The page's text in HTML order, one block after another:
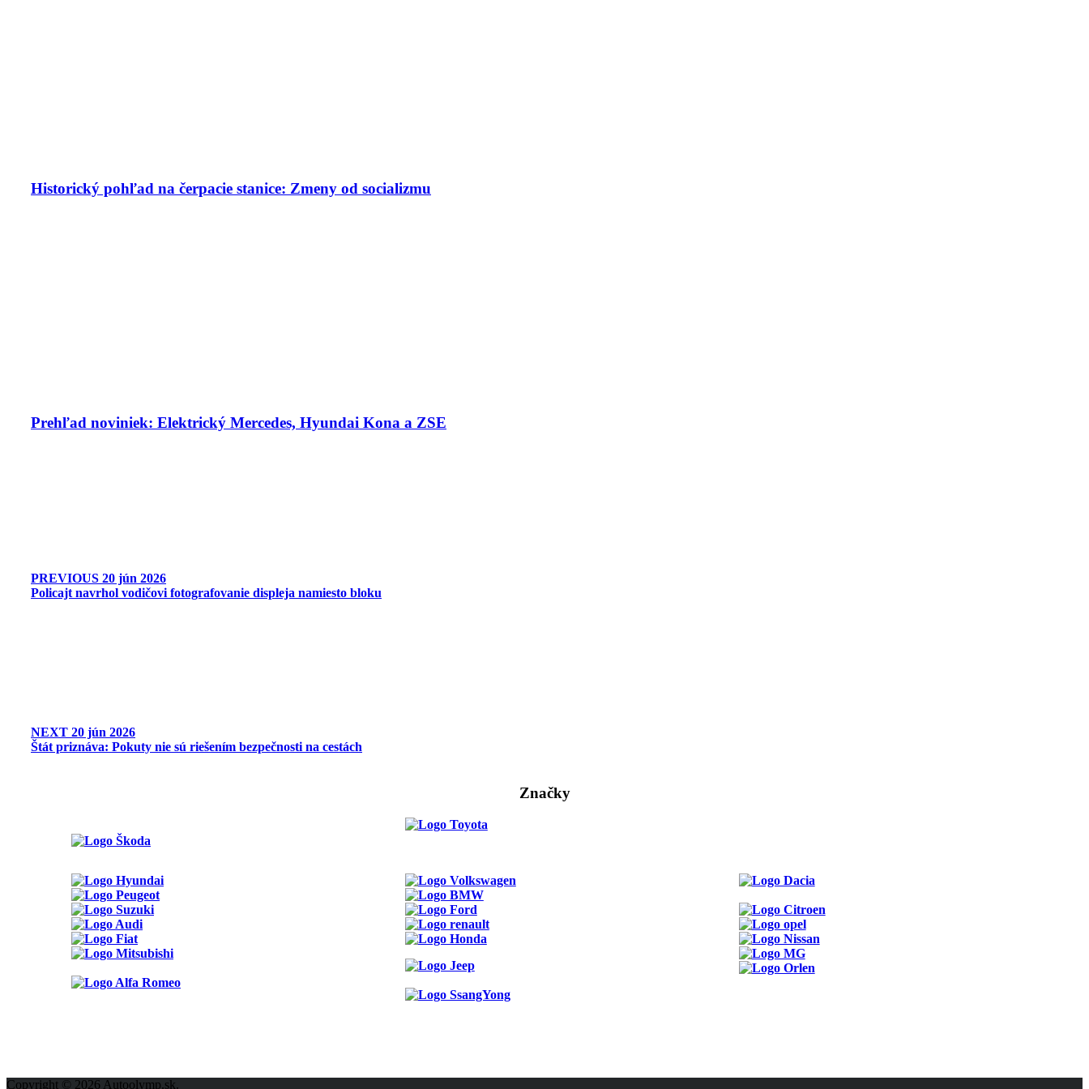
Historický pohľad na čerpacie stanice: Zmeny od socializmu
Prehľad noviniek: Elektrický Mercedes, Hyundai Kona a ZSE
PREVIOUS 20 jún 2026
Policajt navrhol vodičovi fotografovanie displeja namiesto bloku
NEXT 20 jún 2026
Štát priznáva: Pokuty nie sú riešením bezpečnosti na cestách
Značky
Copyright © 2026 Autoolymp.sk.